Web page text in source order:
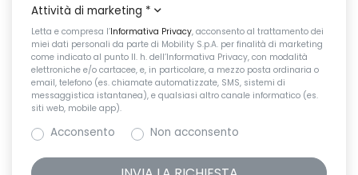
Attività di marketing *
Letta e compresa l’Informativa Privacy, acconsento al trattamento dei
miei dati personali da parte di Mobility S.p.A. per finalità di marketing
come indicato al punto II. h. dell’Informativa Privacy, con modalità
elettroniche e/o cartacee, e, in particolare, a mezzo posta ordinaria o
email, telefono (es. chiamate automatizzate, SMS, sistemi di
messaggistica istantanea), e qualsiasi altro canale informatico (es.
siti web, mobile app).
Acconsento Non acconsento